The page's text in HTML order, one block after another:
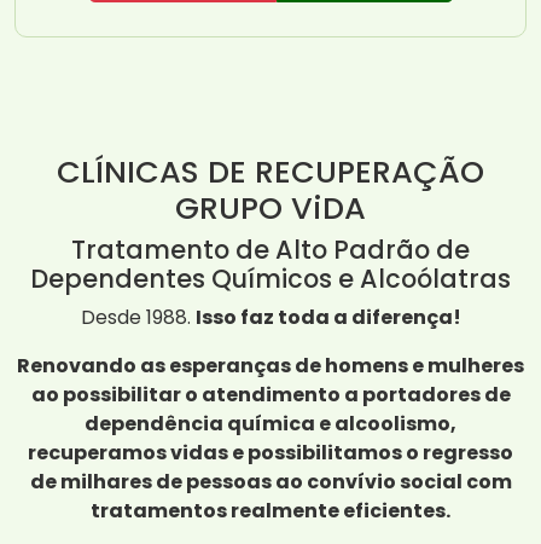
CLÍNICAS DE RECUPERAÇÃO
GRUPO ViDA
Tratamento de Alto Padrão de
Dependentes Químicos e Alcoólatras
Desde 1988. Isso faz toda a diferença!
Renovando as esperanças de homens e mulheres
ao possibilitar o atendimento a portadores de
dependência química e alcoolismo,
recuperamos vidas e possibilitamos o regresso
de milhares de pessoas ao convívio social com
tratamentos realmente eficientes.